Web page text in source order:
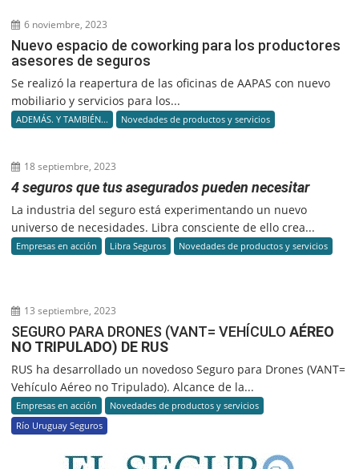
6 noviembre, 2023
Nuevo espacio de coworking para los productores
asesores de seguros
Se realizó la reapertura de las oficinas de AAPAS con nuevo
mobiliario y servicios para los...
ADEMÁS. Y TAMBIÉN... Novedades de productos y servicios
18 septiembre, 2023
4 seguros que tus asegurados pueden necesitar
La industria del seguro está experimentando un nuevo
universo de necesidades. Libra consciente de ello crea...
Empresas en acción Libra Seguros Novedades de productos y servicios
13 septiembre, 2023
SEGURO PARA DRONES (VANT= VEHÍCULOAÉREO
NO TRIPULADO) DE RUS
RUS ha desarrollado un novedoso Seguro para Drones (VANT=
Vehículo Aéreo no Tripulado). Alcance de la...
Empresas en acción
Novedades de productos y servicios
Río Uruguay Seguros